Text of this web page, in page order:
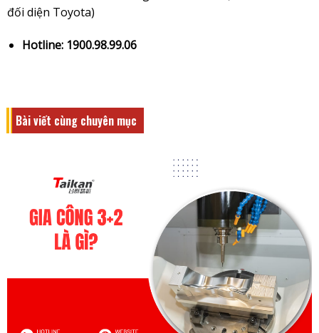
đối diện Toyota)
Hotline: 1900.98.99.06
Bài viết cùng chuyên mục